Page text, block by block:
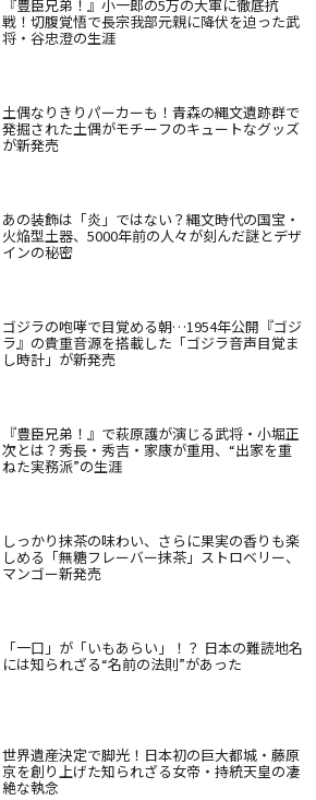
『豊臣兄弟！』小一郎の5万の大軍に徹底抗
戦！切腹覚悟で長宗我部元親に降伏を迫った武
将・谷忠澄の生涯
土偶なりきりパーカーも！青森の縄文遺跡群で
発掘された土偶がモチーフのキュートなグッズ
が新発売
あの装飾は「炎」ではない？縄文時代の国宝・
火焔型土器、5000年前の人々が刻んだ謎とデザ
インの秘密
ゴジラの咆哮で目覚める朝…1954年公開『ゴジ
ラ』の貴重音源を搭載した「ゴジラ音声目覚ま
し時計」が新発売
『豊臣兄弟！』で萩原護が演じる武将・小堀正
次とは？秀長・秀吉・家康が重用、“出家を重
ねた実務派”の生涯
しっかり抹茶の味わい、さらに果実の香りも楽
しめる「無糖フレーバー抹茶」ストロベリー、
マンゴー新発売
「一口」が「いもあらい」！？ 日本の難読地名
には知られざる“名前の法則”があった
世界遺産決定で脚光！日本初の巨大都城・藤原
京を創り上げた知られざる女帝・持統天皇の凄
絶な執念